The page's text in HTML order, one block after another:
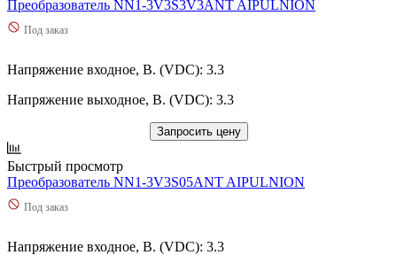
Преобразователь NN1-3V3S3V3ANT AIPULNION
Под заказ
Напряжение входное, В. (VDC): 3.3
Напряжение выходное, В. (VDC): 3.3
Запросить цену
Быстрый просмотр
Преобразователь NN1-3V3S05ANT AIPULNION
Под заказ
Напряжение входное, В. (VDC): 3.3